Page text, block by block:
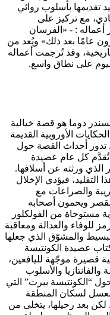
بأسلوب روائي
مع تركيز على
: - «الفرسان
عامًا بعد ذلك» ويُعد من
وقد تُرجمت أعماله
على نطاق واسع.
دوما هو قصة خيالية
الأوروبية القديمة
تدور أحداث القصة حول
كل عام عصيدة
ورثته عن أسلافها.
فيؤدي الإخلال
والصراعات مع
ويحمون أصحابه
مستوحاة من الفولكلور
للوفاء والعدالة ومعاقبة
والمشوّق الذي جعلها
عصيدة الكونتيسة
موجّهة لليافعين،
والأسلوب
“الكونتيسة بيرت” التي
لسكان المنطقة
بعد رحيلها، يتخلى من